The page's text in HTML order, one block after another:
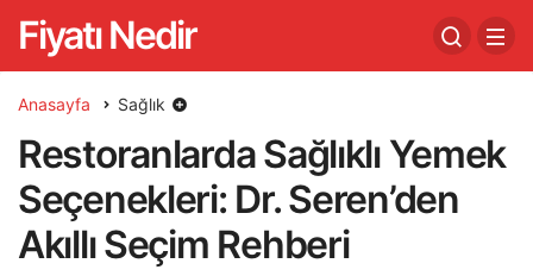
Fiyatı Nedir
Anasayfa Sağlık
Restoranlarda Sağlıklı Yemek
Seçenekleri: Dr. Seren’den
Akıllı Seçim Rehberi